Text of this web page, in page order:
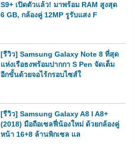
S9+ เปิดตัวแล้ว! มาพร้อม RAM สูงสุด
6 GB, กล้องคู่ 12MP รูรับแสง F
[รีวิว] Samsung Galaxy Note 8 ที่สุด
แห่งเรือธงพร้อมปากกา S Pen จัดเต็ม
อีกขั้นด้วยจอไร้กรอบไซส์ใ
[รีวิว] Samsung Galaxy A8 l A8+
(2018) มือถือเซลฟี่น้องใหม่ ด้วยกล้องคู่
หน้า 16+8 ล้านพิกเซล แล